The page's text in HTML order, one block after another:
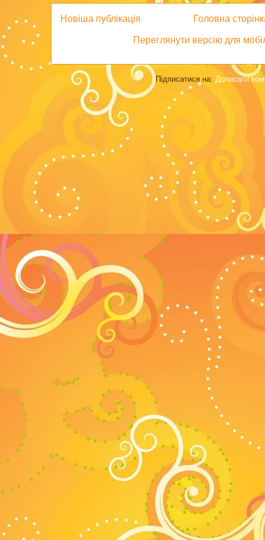
Новіша публікація Головна
Переглянути версію для
Підписатися на: Дописати